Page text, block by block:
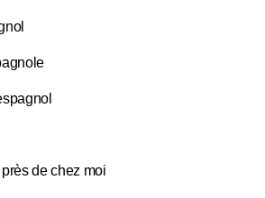
de chez moi